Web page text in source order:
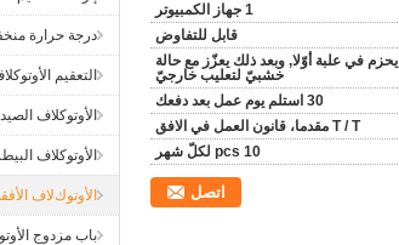
درجة حرارة
التعقيم
الأوتوكلاف
الأوتوكلاف
اﻷوتوكﻻف
باب مزدوج
1 جهاز الكمبيوتر
قابل للتفاوض
يحزم في علبة أوّلا, وبعد ذلك يعزّز مع حالة
خشبيّ لتعليب خارجيّ
30 استلم يوم عمل بعد دفعك
T / T مقدما، قانون العمل في الافق
10 pcs لكلّ شهر
اتصل